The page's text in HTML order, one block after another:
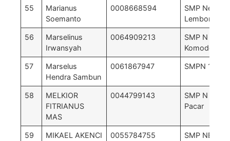
55
Marianus
Soemanto
0008668594
SMP Negeri
Lembor
56
Marselinus
Irwansyah
0064909213
SMP N 2
Komodo
57
Marselus
Hendra Sambun
0061867947 SMPN 1
58
MELKIOR
FITRIANUS
MAS
0044799143
SMP N 2
Pacar
59
MIKAEL AKENCI
0055784755
SMP